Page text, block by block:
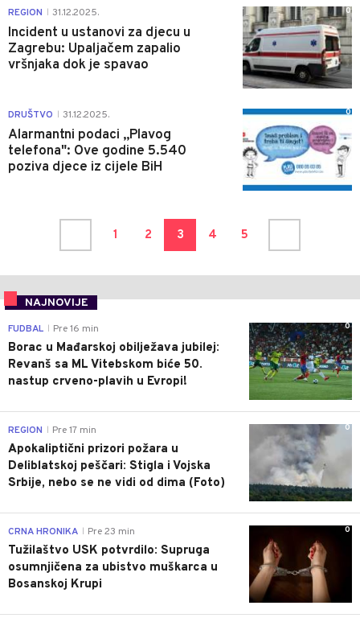
REGION 31.12.2025.
Incident u ustanovi za djecu u
Zagrebu: Upaljačem zapalio
vršnjaka dok je spavao
0
DRUŠTVO 31.12.2025.
Alarmantni podaci „Plavog
telefona": Ove godine 5.540
poziva djece iz cijele BiH
0
1 2 3 4 5
NAJNOVIJE
0
FUDBAL Pre 16 min
Borac u Mađarskoj obilježava jubilej:
Revanš sa ML Vitebskom biće 50.
nastup crveno-plavih u Evropi!
0
REGION Pre 17 min
Apokaliptični prizori požara u
Deliblatskoj peščari: Stigla i Vojska
Srbije, nebo se ne vidi od dima (Foto)
0
CRNA HRONIKA Pre 23 min
Tužilaštvo USK potvrdilo: Supruga
osumnjičena za ubistvo muškarca u
Bosanskoj Krupi